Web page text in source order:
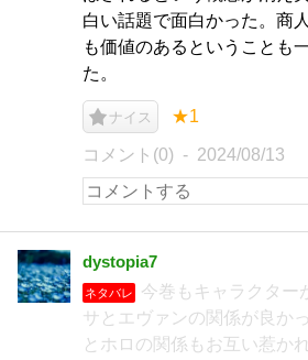
白い話題で面白かった。商
も価値のあるということも
た。
ナイス ★1
コメント(0) 2024/08/13
dystopia7
ネタバレ
今巻もキャラクター
サとエヴァンの関係が良か
とホロの関係もお互い惹か